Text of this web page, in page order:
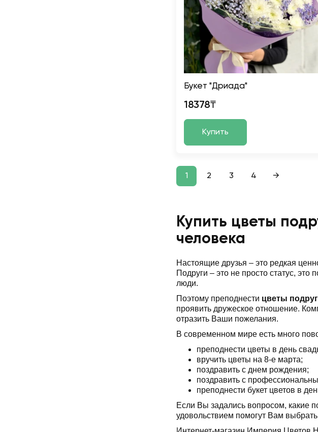
Букет "Дриада"
18378₸
Купить
1 2 3 4 →
Купить цветы
человека
Настоящие друзья – это редкая
Подруги – это не просто статус,
люди.
Поэтому преподнести цветы
проявить дружеское отношение.
отразить Ваши пожелания.
В современном мире есть много
преподнести цветы в день
вручить цветы на 8-е марта;
поздравить с днем рождения;
поздравить с
преподнести букет цветов в
Если Вы задались вопросом, какие
удовольствием помогут Вам